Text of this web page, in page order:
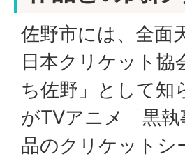
佐野市には、全面
日本クリケット
ち佐野」として知
がTVアニメ「黒
品のクリケットシ